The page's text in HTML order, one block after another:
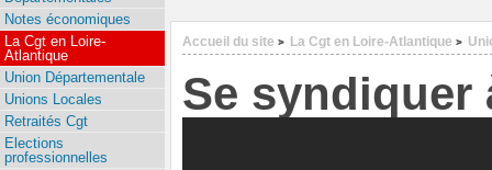
Accueil du site > La Cgt en Loire-Atlantique >
Se syndiquer
Notes économiques
La Cgt en Loire-
Atlantique
Union Départementale
Unions Locales
Retraités Cgt
Elections
professionnelles